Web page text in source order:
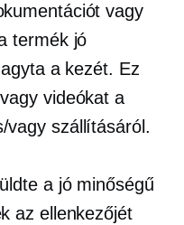
vagy
termék jó
a kezét. Ez
videókat a
vagy szállításáról.
a jó minőségű
az ellenkezőjét